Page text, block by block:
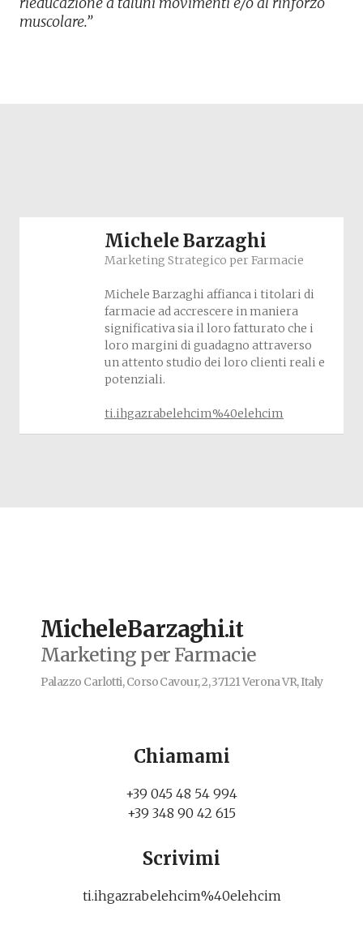
muscolare.”
Michele Barzaghi
Marketing Strategico per Farmacie
Michele Barzaghi affianca i titolari di
farmacie ad accrescere in maniera
significativa sia il loro fatturato che i
loro margini di guadagno attraverso
un attento studio dei loro clienti reali e
potenziali.
ti.ihgazrabelehcim%40elehcim
MicheleBarzaghi.it
Marketing per Farmacie
Palazzo Carlotti, Corso Cavour, 2, 37121 Verona VR, Italy
Chiamami
+39 045 48 54 994
+39 348 90 42 615
Scrivimi
ti.ihgazrabelehcim%40elehcim